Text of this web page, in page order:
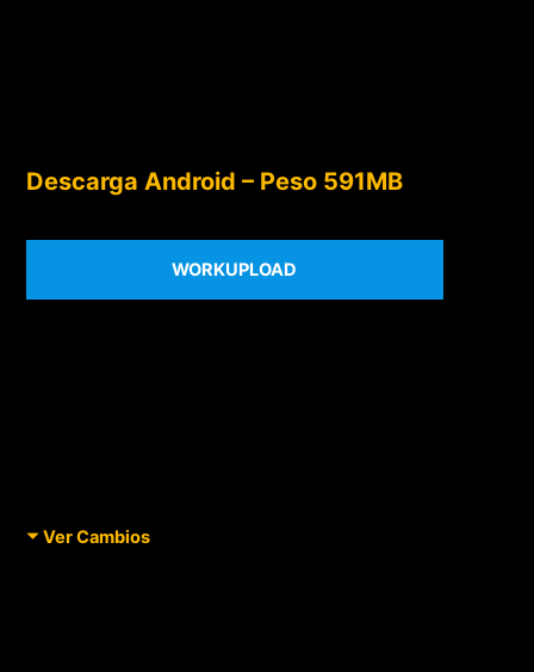
Descarga Android – Peso 591MB
WORKUPLOAD
Ver Cambios